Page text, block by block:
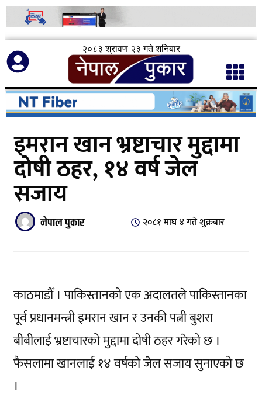
२०८३ श्रावण २३ गते शनिबार
इमरान खान भ्रष्टाचार मुद्दामा
दोषी ठहर, १४ वर्ष जेल
सजाय
नेपाल पुकार २०८१ माघ ४ गते शुक्रबार
काठमाडौँ । पाकिस्तानको एक अदालतले पाकिस्तानका
पूर्व प्रधानमन्त्री इमरान खान र उनकी पत्नी बुशरा
बीबीलाई भ्रष्टाचारको मुद्दामा दोषी ठहर गरेको छ ।
फैसलामा खानलाई १४ वर्षको जेल सजाय सुनाएको छ
।